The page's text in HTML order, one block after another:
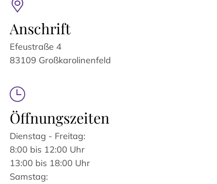
Anschrift
Efeustraße 4
83109 Großkarolinenfeld
Öffnungszeiten
Dienstag - Freitag:
8:00 bis 12:00 Uhr
13:00 bis 18:00 Uhr
Samstag: